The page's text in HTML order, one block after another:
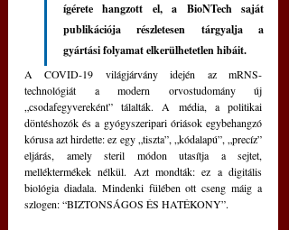
ígérete hangzott el, a BioNTech saját
publikációja részletesen tárgyalja a
gyártási folyamat elkerülhetetlen hibáit.
A COVID-19 világjárvány idején az mRNS-
technológiát a modern orvostudomány új
„csodafegyvereként” tálalták. A média, a politikai
döntéshozók és a gyógyszeripari óriások egybehangzó
kórusa azt hirdette: ez egy „tiszta”, „kódalapú”, „precíz”
eljárás, amely steril módon utasítja a sejtet,
melléktermékek nélkül. Azt mondták: ez a digitális
biológia diadala. Mindenki fülében ott cseng máig a
szlogen: “BIZTONSÁGOS ÉS HATÉKONY”.